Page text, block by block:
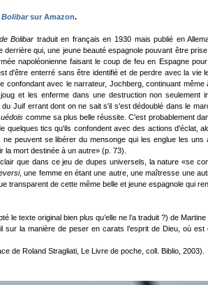
Bolibarsur Amazon.
Bolibar traduit en français en 1930 mais publié en
derrière qui, une jeune beauté espagnole pouvant être
napoléonienne faisant le coup de feu en Espagne
d'être enterré sans être identifié et de perdre avec la
confondant avec le narrateur, Jochberg, continuant
et les enferme dans une destruction non
du Juif errant dont on ne sait s'il s'est dédoublé dans le
comme sa plus belle réussite. C'est probablement
quelques tics qu'ils confondent avec des actions d'éclat,
ne peuvent se libérer du mensonge qui les englue les
la mort destinée à un autre» (p. 73).
clair que dans ce jeu de dupes universels, la nature «se
, une femme en étant une autre, une maîtresse une
transparent de cette même belle et jeune espagnole qui
texte original bien plus qu’elle ne l’a traduit ?) de
la manière de peser en carats l’esprit de Dieu, où est
de Roland Stragliati, Le Livre de poche, coll. Biblio, 2003).